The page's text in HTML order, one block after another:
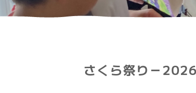
さくら祭り－